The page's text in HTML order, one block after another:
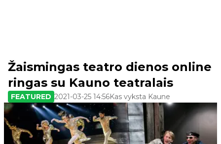
Žaismingas teatro dienos online
ringas su Kauno teatralais
FEATURED 2021-03-25 14:56Kas vyksta Kaune